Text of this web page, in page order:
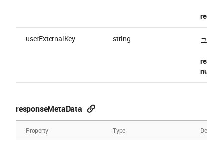
userExternalKey string ユーザ
responseMetaData
Property Type